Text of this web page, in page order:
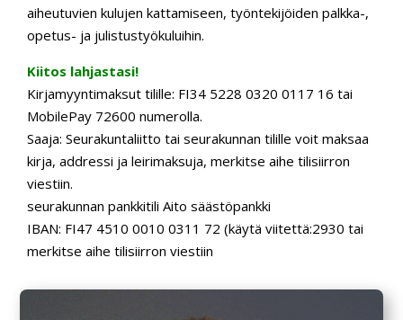
aiheutuvien kulujen kattamiseen, työntekijöiden palkka-,
opetus- ja julistustyökuluihin.
Kiitos lahjastasi!
Kirjamyyntimaksut tilille: FI34 5228 0320 0117 16 tai
MobilePay 72600 numerolla.
Saaja: Seurakuntaliitto tai seurakunnan tilille voit maksaa
kirja, addressi ja leirimaksuja, merkitse aihe tilisiirron
viestiin.
seurakunnan pankkitili Aito säästöpankki
IBAN: FI47 4510 0010 0311 72 (käytä viitettä:2930 tai
merkitse aihe tilisiirron viestiin